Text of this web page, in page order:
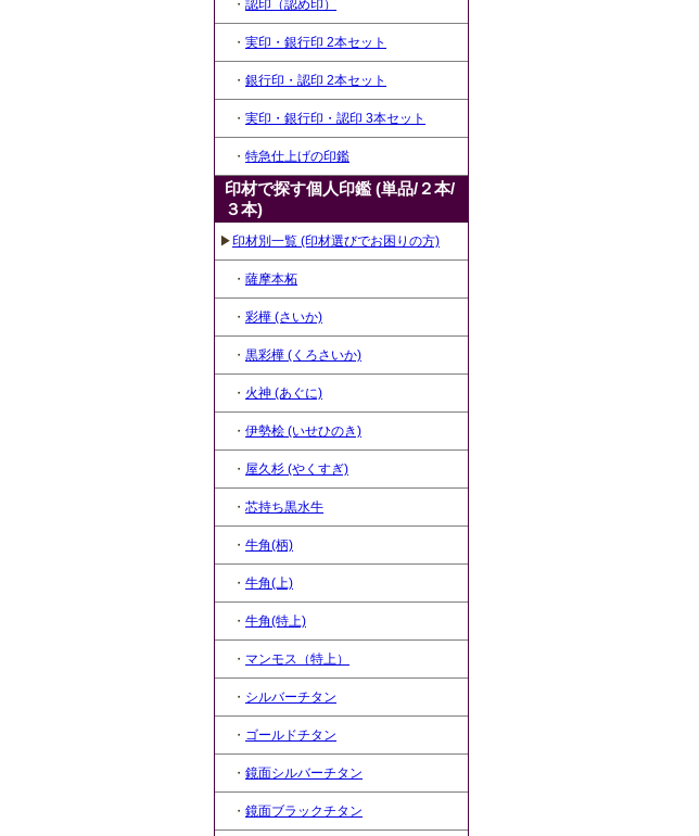
・ 認印（認め印）
・ 実印・銀行印 2本セット
・ 銀行印・認印 2本セット
・ 実印・銀行印・認印 3本セット
・ 特急仕上げの印鑑
印材で探す個人印鑑 (単品/２本/
３本)
▶印材別一覧 (印材選びでお困りの方)
・ 薩摩本柘
・ 彩樺 (さいか)
・ 黒彩樺 (くろさいか)
・ 火神 (あぐに)
・ 伊勢桧 (いせひのき)
・ 屋久杉 (やくすぎ)
・ 芯持ち黒水牛
・ 牛角(柄)
・ 牛角(上)
・ 牛角(特上)
・ マンモス（特上）
・ シルバーチタン
・ ゴールドチタン
・ 鏡面シルバーチタン
・ 鏡面ブラックチタン